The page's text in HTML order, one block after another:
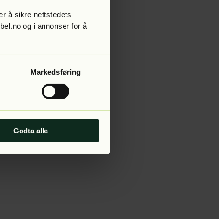
å sikre nettstedets
og i annonser for å
Markedsføring
Godta alle